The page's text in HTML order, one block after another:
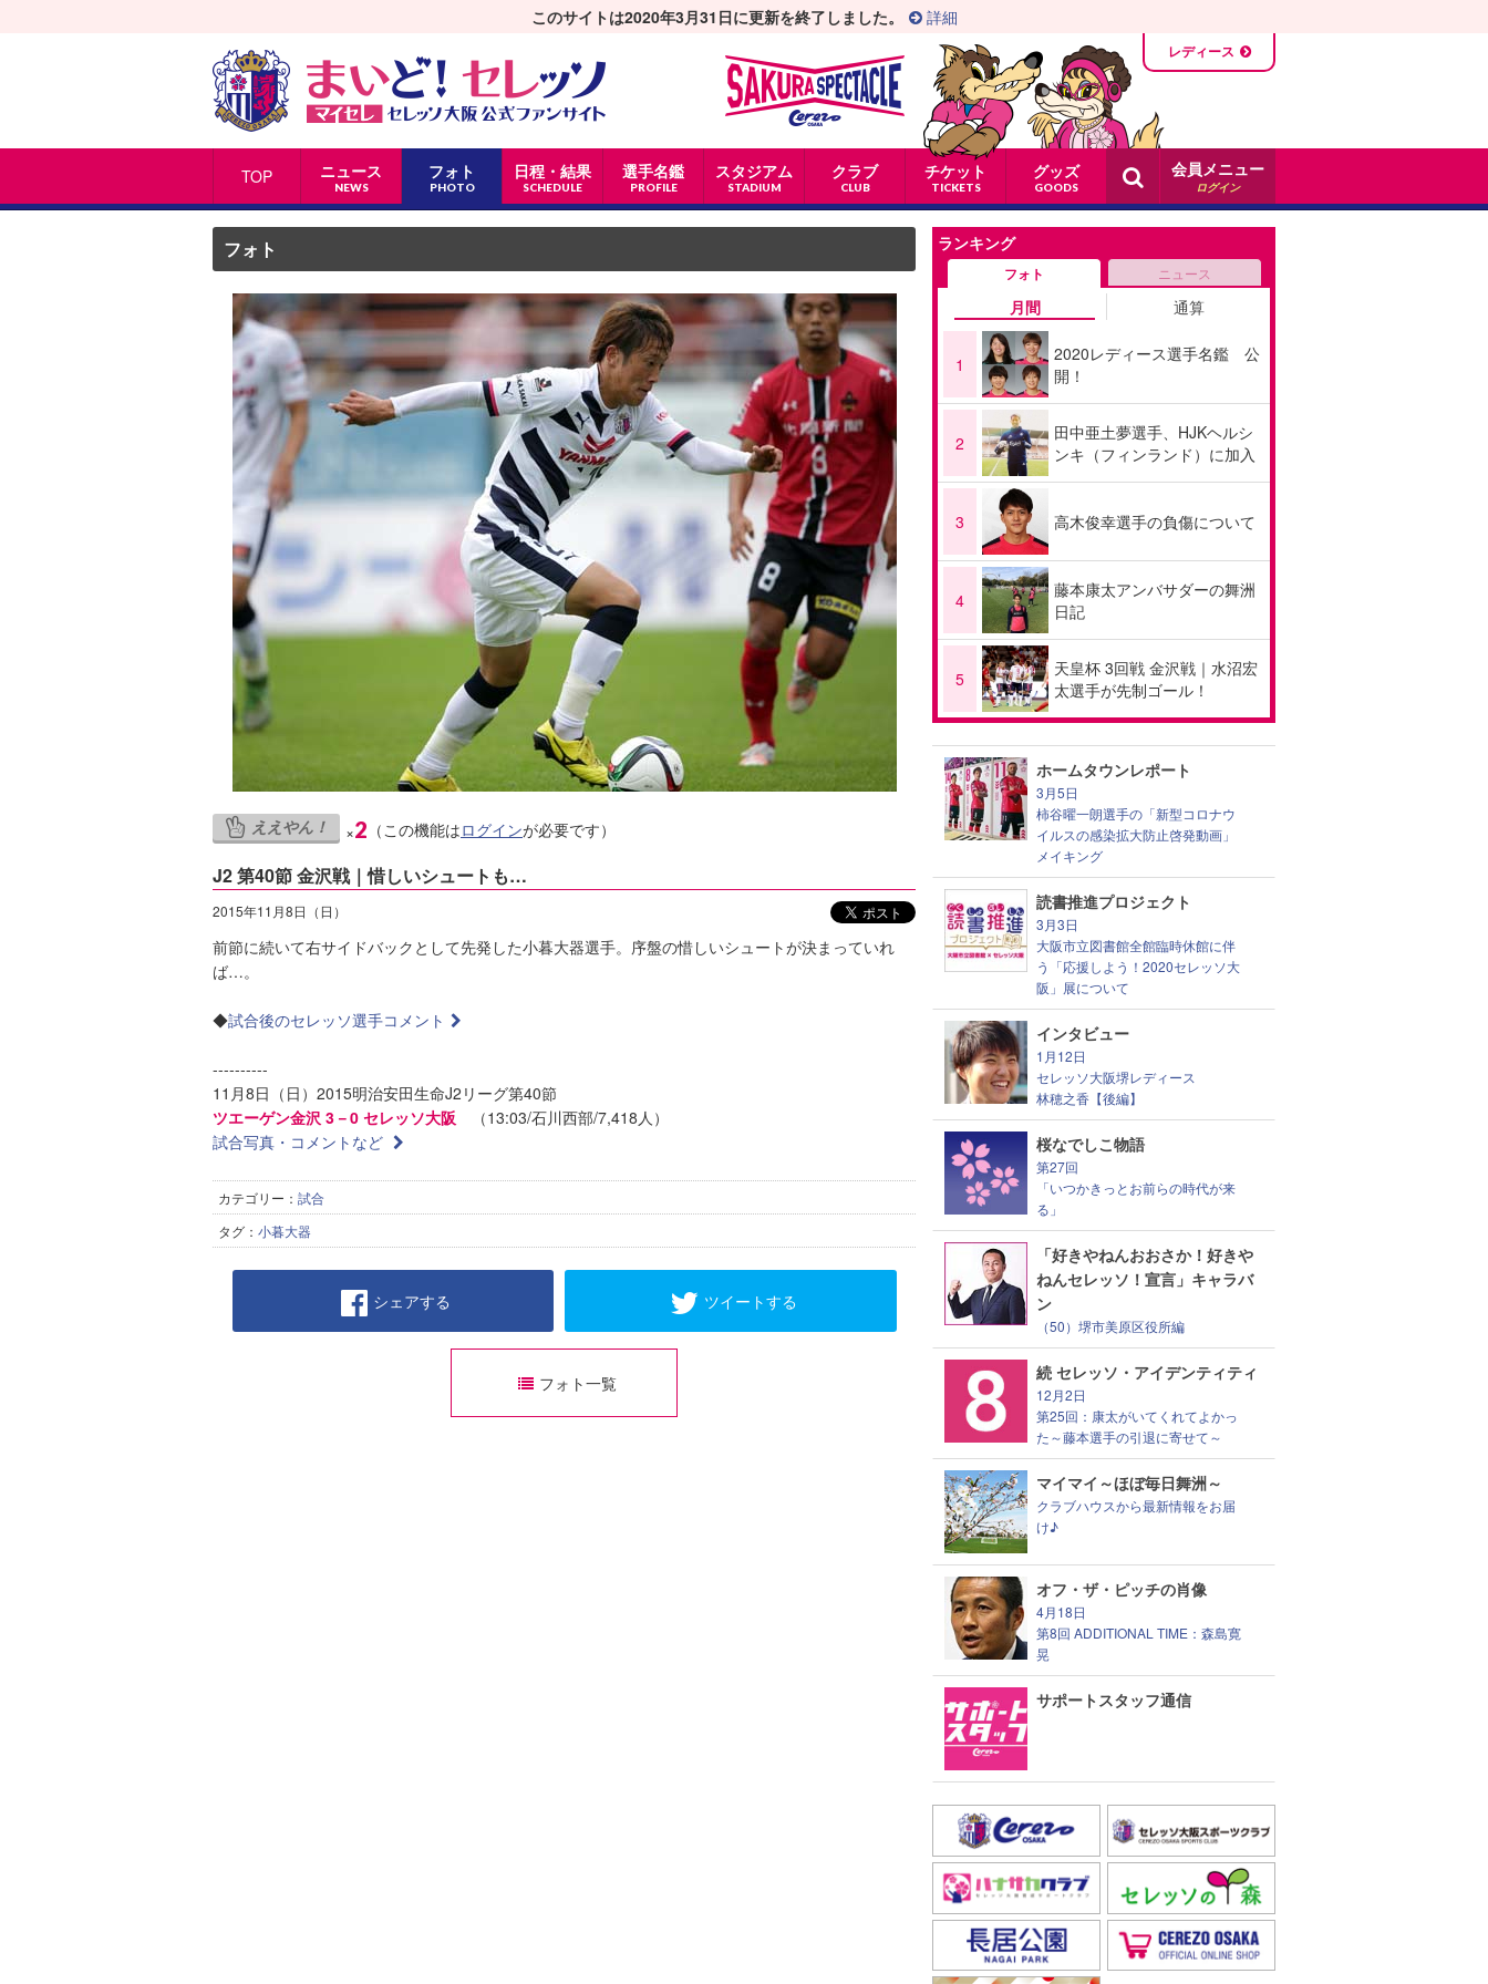
TOP ニュース
NEWS
フォト
PHOTO
日程・結果
SCHEDULE
選手名鑑
PROFILE
スタジアム
STADIUM
クラブ
CLUB
チケット
TICKETS
グッズ
GOODS
このサイトは2020年3月31日に更新を終了しました。 詳細
レディース
会員メニュー
ログイン
フォト
ええやん！ ×2 （この機能はログインが必要です）
J2 第40節 金沢戦｜惜しいシュートも…
2015年11月8日（日）
前節に続いて右サイドバックとして先発した小暮大器選手。序盤の惜しいシュートが決まっていれ
ば…。
◆試合後のセレッソ選手コメント
----------
11月8日（日）2015明治安田生命J2リーグ第40節
ツエーゲン金沢 3－0 セレッソ大阪 （13:03/石川西部/7,418人）
試合写真・コメントなど
カテゴリー： 試合
タグ： 小暮大器
シェアする ツイートする
フォト一覧
ランキング
フォト ニュース
月間 通算
1
2020レディース選手名鑑 公
開！
2
田中亜土夢選手、HJKヘルシ
ンキ（フィンランド）に加入
3 高木俊幸選手の負傷について
4
藤本康太アンバサダーの舞洲
日記
5
天皇杯 3回戦 金沢戦｜水沼宏
太選手が先制ゴール！
ホームタウンレポート
3月5日
柿谷曜一朗選手の「新型コロナウ
イルスの感染拡大防止啓発動画」
メイキング
読書推進プロジェクト
3月3日
大阪市立図書館全館臨時休館に伴
う「応援しよう！2020セレッソ大
阪」展について
インタビュー
1月12日
セレッソ大阪堺レディース
林穂之香【後編】
桜なでしこ物語
第27回
「いつかきっとお前らの時代が来
る」
「好きやねんおおさか！好きや
ねんセレッソ！宣言」キャラバ
ン
（50）堺市美原区役所編
続 セレッソ・アイデンティティ
12月2日
第25回：康太がいてくれてよかっ
た～藤本選手の引退に寄せて～
マイマイ～ほぼ毎日舞洲～
クラブハウスから最新情報をお届
け♪
オフ・ザ・ピッチの肖像
4月18日
第8回 ADDITIONAL TIME：森島寛
晃
サポートスタッフ通信